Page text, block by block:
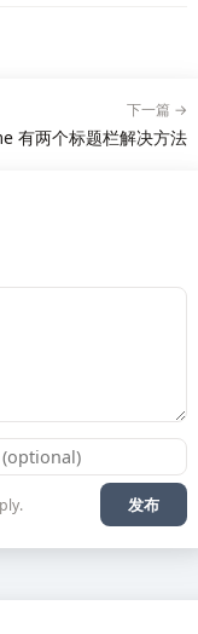
下一篇 →
有两个标题栏解决方法
发布